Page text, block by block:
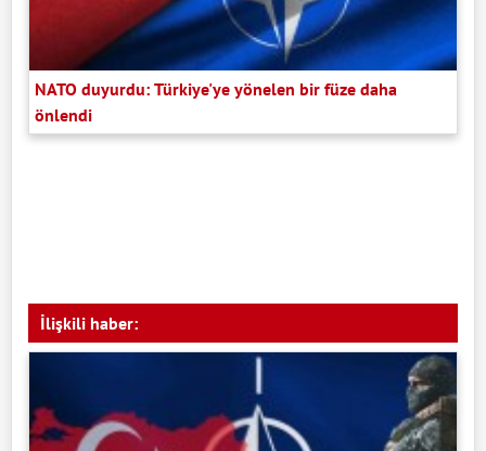
NATO duyurdu: Türkiye'ye yönelen bir füze daha
önlendi
İlişkili haber: